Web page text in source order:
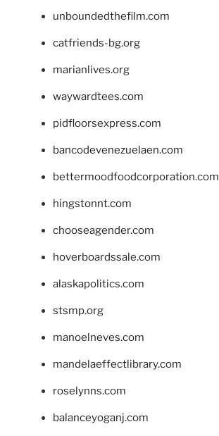
unboundedthefilm.com
catfriends-bg.org
marianlives.org
waywardtees.com
pidfloorsexpress.com
bancodevenezuelaen.com
bettermoodfoodcorporation.com
hingstonnt.com
chooseagender.com
hoverboardssale.com
alaskapolitics.com
stsmp.org
manoelneves.com
mandelaeffectlibrary.com
roselynns.com
balanceyoganj.com